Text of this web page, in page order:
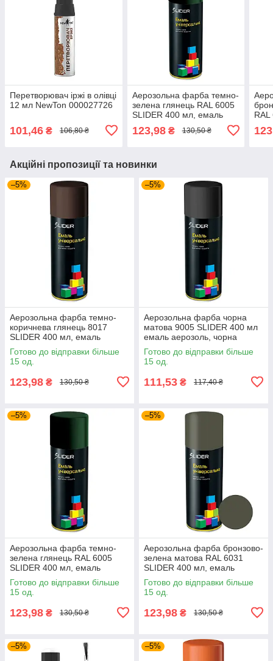
Перетворювач іржі в олівці
12 мл NewTon 000027726
101,46 ₴ 106,80 ₴
Аерозольна фарба темно-
зелена глянець RAL 6005
SLIDER 400 мл, емаль
фарба у балончику темно-
зелена
123,98₴ 130,50 ₴
Акційні пропозиції та новинки
–5%
Аерозольна фарба темно-
коричнева глянець 8017
SLIDER 400 мл, емаль
фарба у балончику темно-
коричнева
Готово до відправки більше
15 од.
123,98 ₴ 130,50 ₴
–5%
Аерозольна фарба чорна
матова 9005 SLIDER 400 мл
емаль аерозоль, чорна
фарба у балончику
Готово до відправки більше
15 од.
111,53 ₴ 117,40 ₴
–5%
Аерозольна фарба темно-
зелена глянець RAL 6005
SLIDER 400 мл, емаль
фарба у балончику темно-
зелена
Готово до відправки більше
15 од.
123,98 ₴ 130,50 ₴
–5%
Аерозольна фарба бронзово-
зелена матова RAL 6031
SLIDER 400 мл, емаль
фарба у балончику
Готово до відправки більше
15 од.
123,98 ₴ 130,50 ₴
–5% –5%